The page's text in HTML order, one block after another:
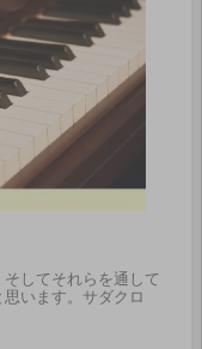
してそれらを通して
います。サダクロ